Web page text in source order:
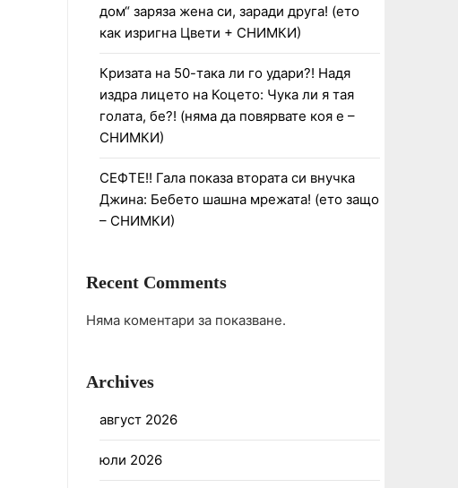
дом“ заряза жена си, заради друга! (ето
как изригна Цвети + СНИМКИ)
Кризата на 50-така ли го удари?! Надя
издра лицето на Коцето: Чука ли я тая
голата, бе?! (няма да повярвате коя е –
СНИМКИ)
СЕФТЕ!! Гала показа втората си внучка
Джина: Бебето шашна мрежата! (ето защо
– СНИМКИ)
Recent Comments
Няма коментари за показване.
Archives
август 2026
юли 2026